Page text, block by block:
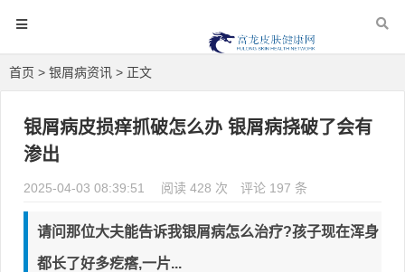
首页 > 银屑病资讯 > 正文
银屑病皮损痒抓破怎么办 银屑病挠破了会有
渗出
2025-04-03 08:39:51 阅读 428 次 评论 197 条
请问那位大夫能告诉我银屑病怎么治疗?孩子现在浑身
都长了好多疙瘩,一片...